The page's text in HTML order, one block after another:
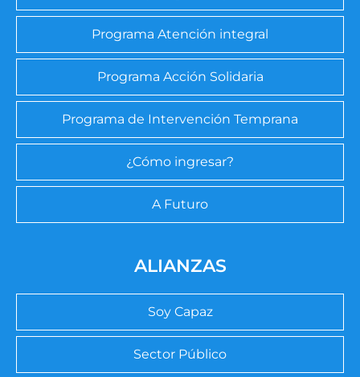
Programa Atención integral
Programa Acción Solidaria
Programa de Intervención Temprana
¿Cómo ingresar?
A Futuro
ALIANZAS
Soy Capaz
Sector Público